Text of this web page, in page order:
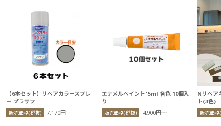
【6本セット】リペアカラースプレ
ー プラサフ
販売価格(税抜) 7,170円
エナメルペイント15ml 各色 10個入
り
販売価格(税抜) 4,900円〜
Nリペア
ト(3色)
販売価格